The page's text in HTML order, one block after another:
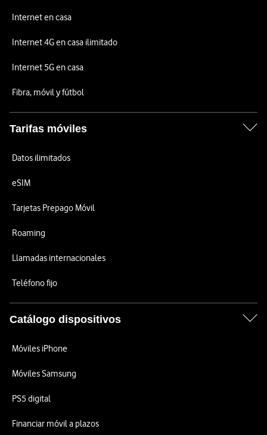
Internet en casa
Internet 4G en casa ilimitado
Internet 5G en casa
Fibra, móvil y fútbol
Tarifas móviles
Datos ilimitados
eSIM
Tarjetas Prepago Móvil
Roaming
Llamadas internacionales
Teléfono fijo
Catálogo dispositivos
Móviles iPhone
Móviles Samsung
PS5 digital
Financiar móvil a plazos